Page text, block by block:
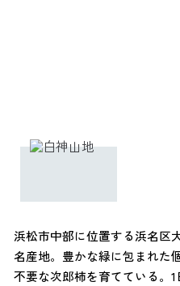
浜松市中部に位置する浜名区
名産地。豊かな緑に包まれた
不要な次郎柿を育てている。